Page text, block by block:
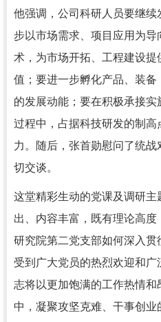
他强调，公司科研人员要继
步以市场需求、项目应用为
术，为市场开拓、工程建设
值；要进一步孵化产品、装
的发展动能；要在积极承接
过程中，占据科技研发的制
力。随后，张首勋慰问了统
切交谈。
这堂精彩生动的党课及调研
出、内容丰富，既有理论高
研究院第二党支部如何深入贯
受到广大党员的热烈欢迎和
志将以更加饱满的工作热情
中，凝聚攻坚克难、干事创